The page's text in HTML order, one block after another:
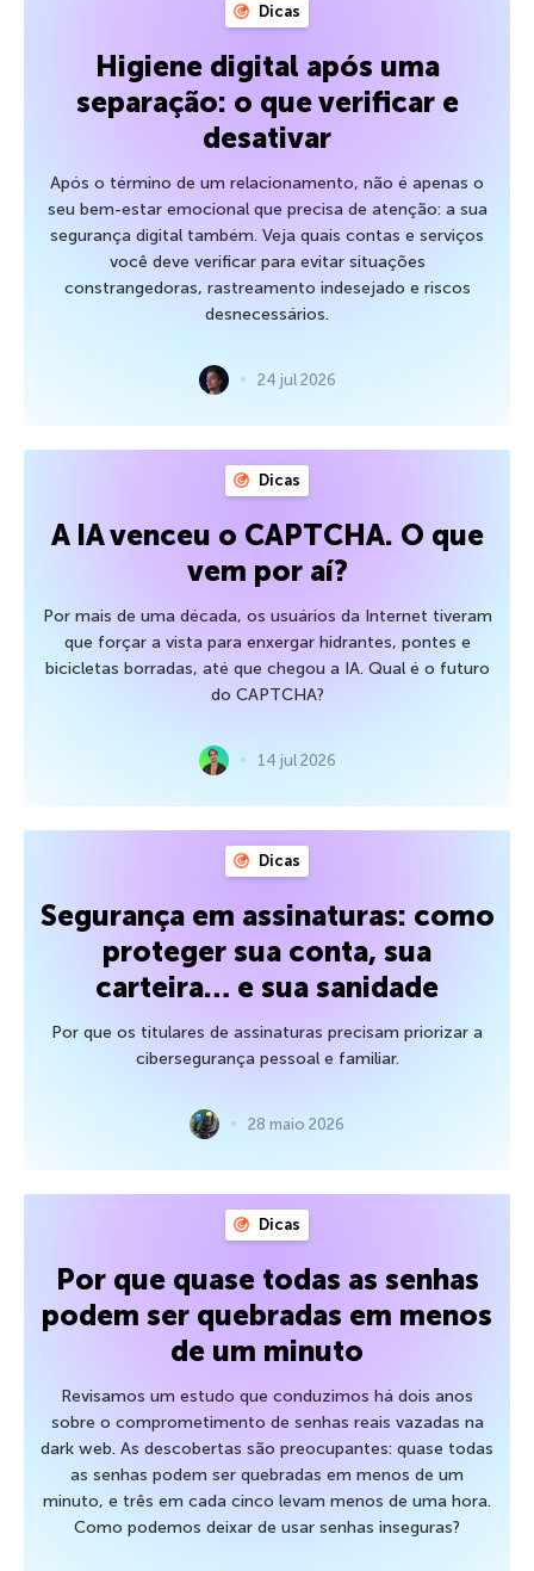
Dicas
Higiene digital após uma
separação: o que verificar e
desativar
Após o término de um relacionamento, não é apenas o
seu bem-estar emocional que precisa de atenção: a sua
segurança digital também. Veja quais contas e serviços
você deve verificar para evitar situações
constrangedoras, rastreamento indesejado e riscos
desnecessários.
24 jul 2026
Dicas
A IA venceu o CAPTCHA. O que
vem por aí?
Por mais de uma década, os usuários da Internet tiveram
que forçar a vista para enxergar hidrantes, pontes e
bicicletas borradas, até que chegou a IA. Qual é o futuro
do CAPTCHA?
14 jul 2026
Dicas
Segurança em assinaturas: como
proteger sua conta, sua
carteira… e sua sanidade
Por que os titulares de assinaturas precisam priorizar a
cibersegurança pessoal e familiar.
28 maio 2026
Dicas
Por que quase todas as senhas
podem ser quebradas em menos
de um minuto
Revisamos um estudo que conduzimos há dois anos
sobre o comprometimento de senhas reais vazadas na
dark web. As descobertas são preocupantes: quase todas
as senhas podem ser quebradas em menos de um
minuto, e três em cada cinco levam menos de uma hora.
Como podemos deixar de usar senhas inseguras?